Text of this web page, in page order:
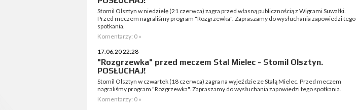
Stomil Olsztyn w niedzielę (21 czerwca) zagra przed własną publicznością z Wigrami Suwałki.
Przed meczem nagraliśmy program "Rozgrzewka". Zapraszamy do wysłuchania zapowiedzi tego
spotkania.
Komentarzy: 0 »
17.06.20 22:28
"Rozgrzewka" przed meczem Stal Mielec - Stomil Olsztyn.
POSŁUCHAJ!
Stomil Olsztyn w czwartek (18 czerwca) zagra na wyjeździe ze Stalą Mielec. Przed meczem
nagraliśmy program "Rozgrzewka". Zapraszamy do wysłuchania zapowiedzi tego spotkania.
Komentarzy: 0 »